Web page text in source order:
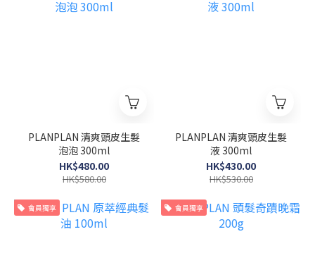
PLANPLAN 清爽頭皮生髮
泡泡 300ml
HK$480.00
HK$580.00
PLANPLAN 清爽頭皮生髮
液 300ml
HK$430.00
HK$530.00
會員獨享 會員獨享